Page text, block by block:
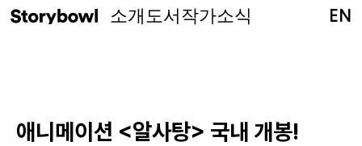
소개 도서 작가소식 EN
애니메이션 <알사탕> 국내 개봉!